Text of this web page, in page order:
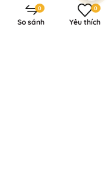
0
So sánh
0
Yêu thích